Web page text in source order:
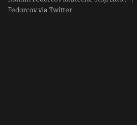
Fedorcov via Twitter